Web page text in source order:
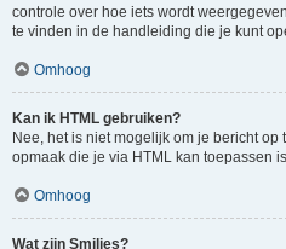
controle over hoe iets wordt
te vinden in de handleiding die je kunt
Omhoog
Kan ik HTML gebruiken?
Nee, het is niet mogelijk om je bericht op
opmaak die je via HTML kan toepassen
Omhoog
Wat zijn Smilies?